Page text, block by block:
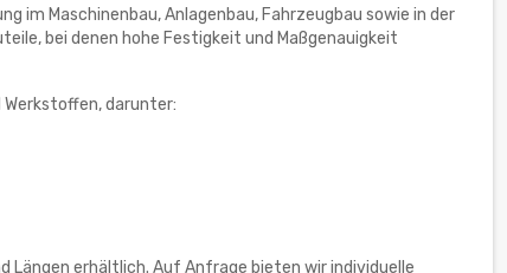
im Maschinenbau, Anlagenbau, Fahrzeugbau sowie in der
bei denen hohe Festigkeit und Maßgenauigkeit
Werkstoffen, darunter:
Längen erhältlich. Auf Anfrage bieten wir individuelle